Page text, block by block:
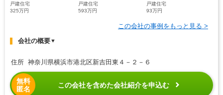
戸建住宅
325万円
戸建住宅
593万円
戸建住宅
93万円
この会社の事例をもっと見る >
会社の概要▼
住所 神奈川県横浜市港北区新吉田東４－２－６
無料
匿名
この会社を含めた会社紹介を申込む